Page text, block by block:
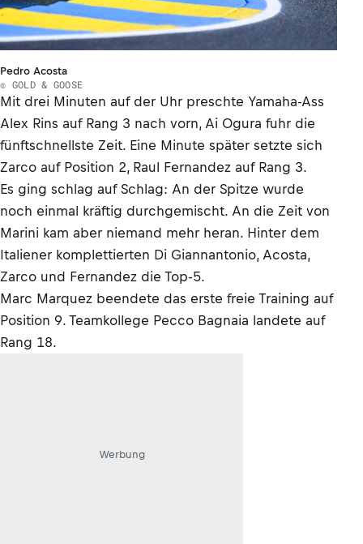
Pedro Acosta
© GOLD & GOOSE
Mit drei Minuten auf der Uhr preschte Yamaha-Ass
Alex Rins auf Rang 3 nach vorn, Ai Ogura fuhr die
fünftschnellste Zeit. Eine Minute später setzte sich
Zarco auf Position 2, Raul Fernandez auf Rang 3.
Es ging schlag auf Schlag: An der Spitze wurde
noch einmal kräftig durchgemischt. An die Zeit von
Marini kam aber niemand mehr heran. Hinter dem
Italiener komplettierten Di Giannantonio, Acosta,
Zarco und Fernandez die Top-5.
Marc Marquez beendete das erste freie Training auf
Position 9. Teamkollege Pecco Bagnaia landete auf
Rang 18.
Werbung